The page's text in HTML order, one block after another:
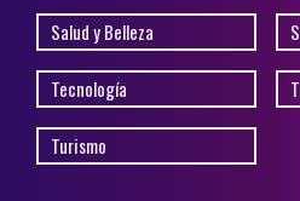
Salud y Belleza
Tecnología
Turismo